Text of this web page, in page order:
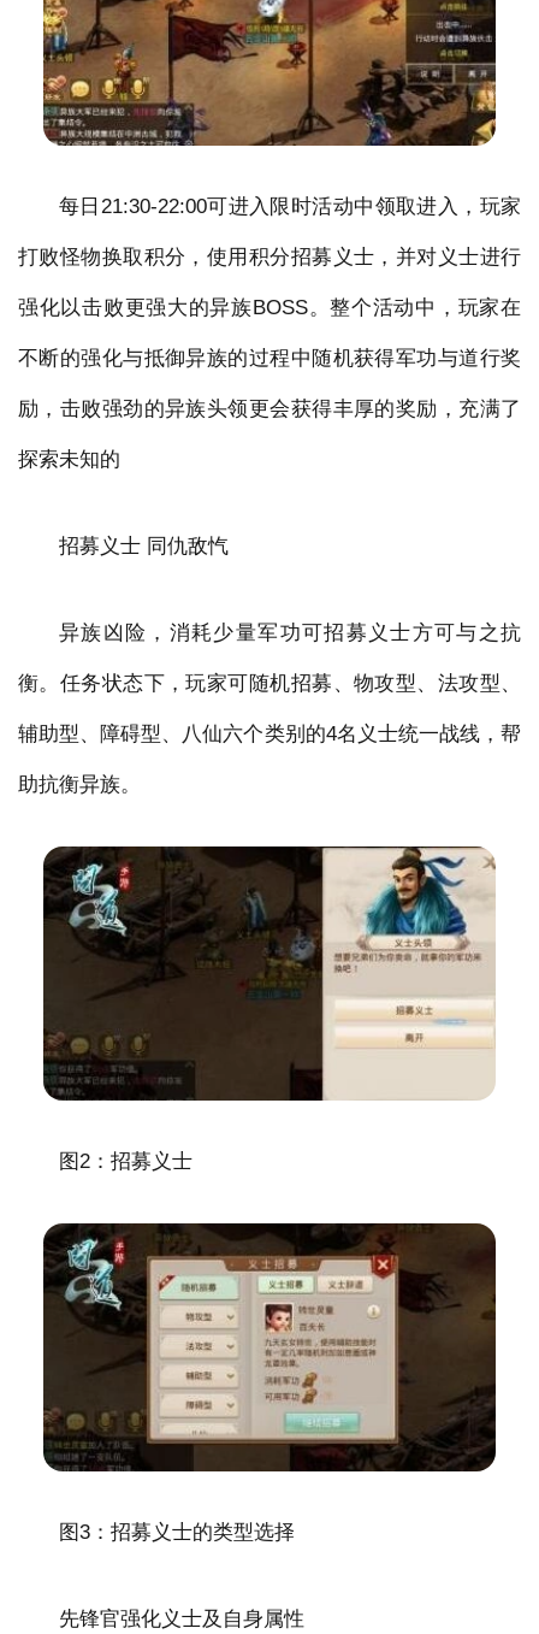
每日21:30-22:00可进入限时活动中领取进入，玩家
打败怪物换取积分，使用积分招募义士，并对义士进行
强化以击败更强大的异族BOSS。整个活动中，玩家在
不断的强化与抵御异族的过程中随机获得军功与道行奖
励，击败强劲的异族头领更会获得丰厚的奖励，充满了
探索未知的
招募义士 同仇敌忾
异族凶险，消耗少量军功可招募义士方可与之抗
衡。任务状态下，玩家可随机招募、物攻型、法攻型、
辅助型、障碍型、八仙六个类别的4名义士统一战线，帮
助抗衡异族。
图2：招募义士
图3：招募义士的类型选择
先锋官强化义士及自身属性